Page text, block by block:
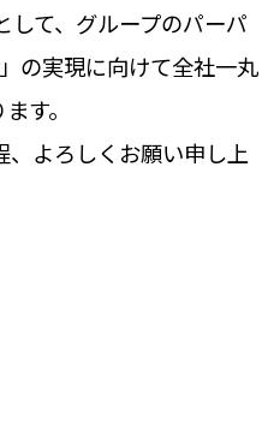
て、グループのパーパ
の実現に向けて全社一丸
す。
よろしくお願い申し上